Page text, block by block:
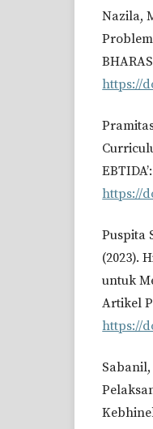
Nazila,
https://
https://
Puspita
(2023).
untuk
Artikel
https://